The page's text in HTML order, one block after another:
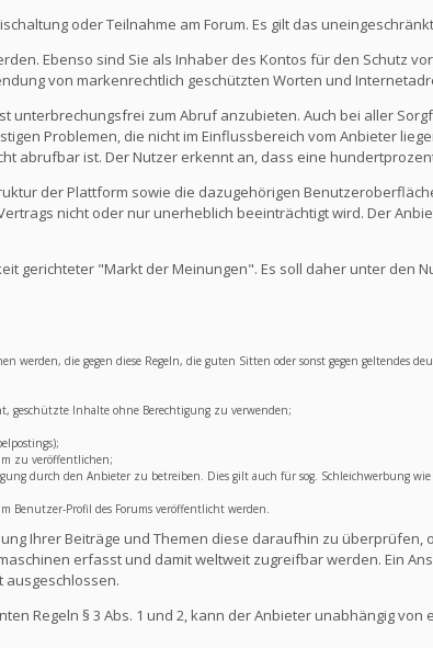
oder Teilnahme am Forum. Es gilt das
Ebenso sind Sie als Inhaber des Kontos für den Schutz
von markenrechtlich geschützten Worten und
unterbrechungsfrei zum Abruf anzubieten. Auch bei aller
Problemen, die nicht im Einflussbereich vom Anbieter
abrufbar ist. Der Nutzer erkennt an, dass eine
der Plattform sowie die dazugehörigen
nicht oder nur unerheblich beeinträchtigt wird. Der
gerichteter "Markt der Meinungen". Es soll daher unter den
werden, die gegen diese Regeln, die guten Sitten oder sonst gegen geltendes
geschützte Inhalte ohne Berechtigung zu verwenden;
zu veröffentlichen;
durch den Anbieter zu betreiben. Dies gilt auch für sog. Schleichwerbung
Benutzer-Profil des Forums veröffentlicht werden.
Ihrer Beiträge und Themen diese daraufhin zu
erfasst und damit weltweit zugreifbar werden. Ein
ausgeschlossen.
Regeln § 3 Abs. 1 und 2, kann der Anbieter unabhängig